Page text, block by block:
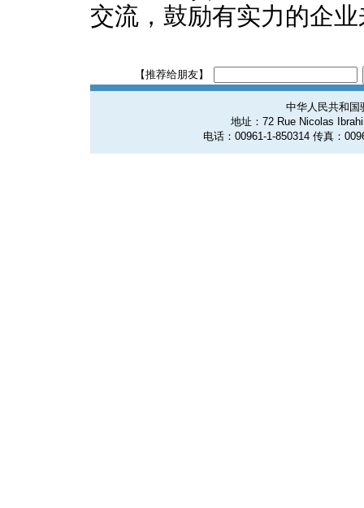
交流，鼓励有实力的企
【推荐给朋友】
中华人民共和国
地址：72 Rue Nicolas
电话：00961-1-850314 传真：